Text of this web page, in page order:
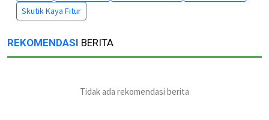
Skutik Kaya Fitur
REKOMENDASI BERITA
Tidak ada rekomendasi berita